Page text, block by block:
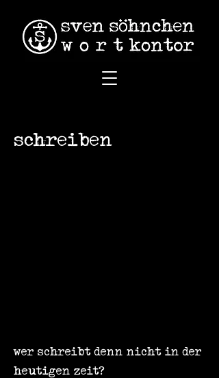
schreiben
wer schreibt denn nicht in der
heutigen zeit?